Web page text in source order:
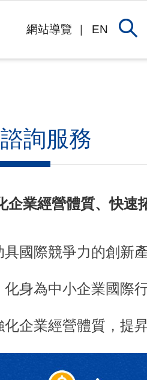
網站導覽 EN
詢服務
企業經營體質、快速
國際競爭力的創新
身為中小企業國際
企業經營體質，提昇